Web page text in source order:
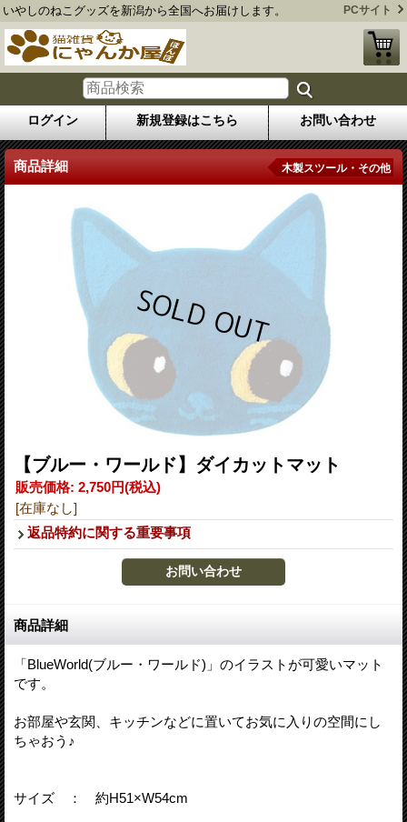
いやしのねこグッズを新潟から全国へお届けします。 PCサイト
ログイン 新規登録はこちら お問い合わせ
商品詳細 木製スツール・その他
【ブルー・ワールド】ダイカットマット
販売価格: 2,750円(税込)
[在庫なし]
返品特約に関する重要事項
商品詳細
「BlueWorld(ブルー・ワールド)」のイラストが可愛いマット
です。
お部屋や玄関、キッチンなどに置いてお気に入りの空間にし
ちゃおう♪
サイズ ： 約H51×W54cm